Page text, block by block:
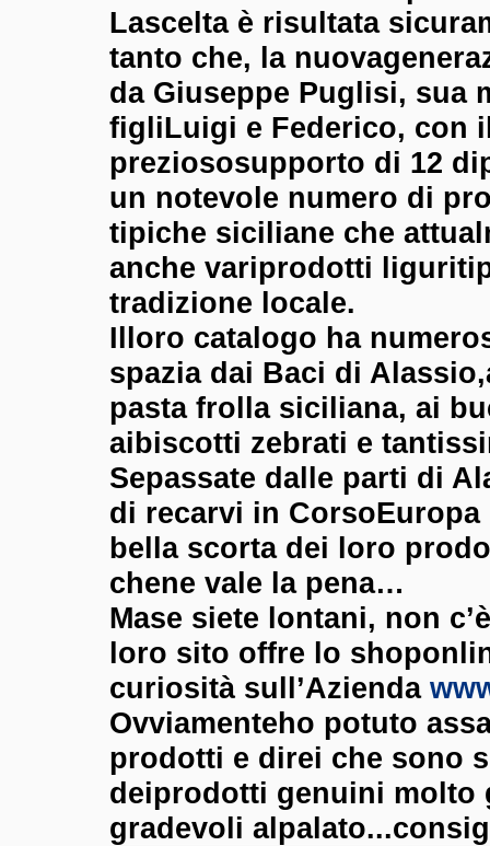
Lascelta è risultata
tanto che, la
da Giuseppe Puglisi, sua
figliLuigi e Federico, con
preziososupporto di 12
un notevole numero di
tipiche siciliane che
anche variprodotti
tradizione locale.
Illoro catalogo ha
spazia dai Baci di
pasta frolla siciliana, ai
aibiscotti zebrati e
Sepassate dalle parti di
di recarvi in CorsoEuropa
bella scorta dei loro
chene vale la pena…
Mase siete lontani, non
loro sito offre lo
curiosità sull’Azienda
Ovviamenteho potuto
prodotti e direi che sono
deiprodotti genuini molto
gradevoli